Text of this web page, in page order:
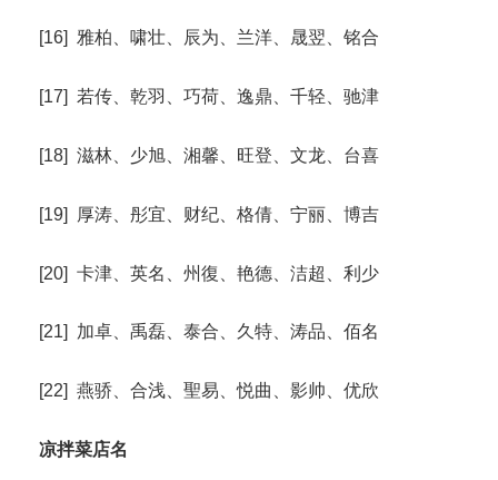
[16] 雅柏、啸壮、辰为、兰洋、晟翌、铭合
[17] 若传、乾羽、巧荷、逸鼎、千轻、驰津
[18] 滋林、少旭、湘馨、旺登、文龙、台喜
[19] 厚涛、彤宜、财纪、格倩、宁丽、博吉
[20] 卡津、英名、州復、艳德、洁超、利少
[21] 加卓、禹磊、泰合、久特、涛品、佰名
[22] 燕骄、合浅、聖易、悦曲、影帅、优欣
凉拌菜店名